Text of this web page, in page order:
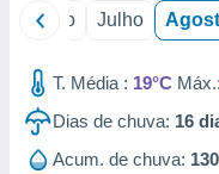
Junho Julho
T. Média : 19°C Máx.:
Dias de chuva: 16
Acum. de chuva: